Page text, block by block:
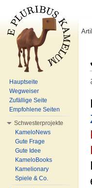
Hauptseite
Wegweiser
Zufällige Seite
Empfohlene Seiten
Schwesterprojekte
KameloNews
Gute Frage
Gute Idee
KameloBooks
Kamelionary
Spiele & Co.